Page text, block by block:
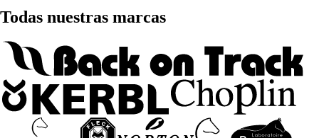
Todas nuestras marcas